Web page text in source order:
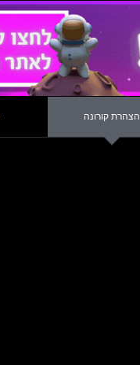
הצהרת קורונה